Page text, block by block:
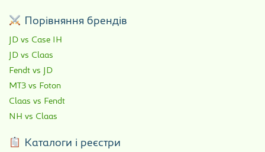
Порівняння брендів
JD vs Case IH
JD vs Claas
Fendt vs JD
МТЗ vs Foton
Claas vs Fendt
NH vs Claas
Каталоги і реєстри